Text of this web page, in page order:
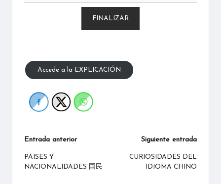
FINALIZAR
Accede a la EXPLICACIÓN
Navegación
de
Entrada anterior
PAISES Y
NACIONALIDADES 国民
Siguiente entrada
CURIOSIDADES DEL
IDIOMA CHINO